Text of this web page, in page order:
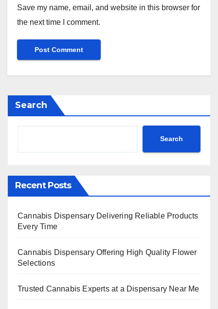
Save my name, email, and website in this browser for
the next time I comment.
Search
Search
Recent Posts
Cannabis Dispensary Delivering Reliable Products
Every Time
Cannabis Dispensary Offering High Quality Flower
Selections
Trusted Cannabis Experts at a Dispensary Near Me